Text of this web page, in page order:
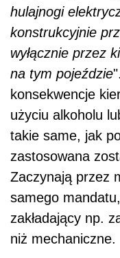
hulajnogi
konstrukcyjnie
wyłącznie przez
na tym pojeździe
konsekwencje
użyciu alkoholu
takie same, jak
zastosowana
Zaczynają przez
samego
zakładający np.
niż mechaniczne.